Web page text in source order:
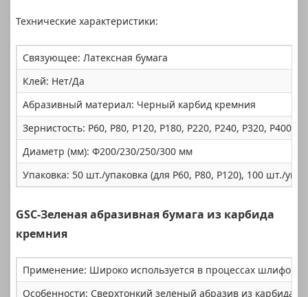
Технические характеристики:
Связующее: Латексная бумага
Клей: Нет/Да
Абразивный материал: Черный карбид кремния
Зернистость: P60, P80, P120, P180, P220, P240, P320, P400,
Диаметр (мм): Φ200/230/250/300 мм
Упаковка: 50 шт./упаковка (для P60, P80, P120), 100 шт./
GSC-Зеленая абразивная бумага из карбида
кремния
Применение: Широко используется в процессах
Особенности: Сверхтонкий зеленый абразив из карбида